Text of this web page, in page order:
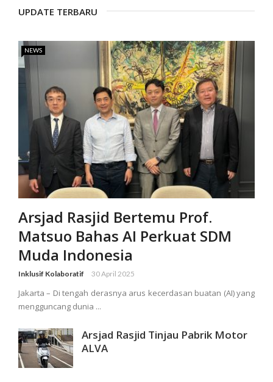
UPDATE TERBARU
NEWS
Arsjad Rasjid Bertemu Prof.
Matsuo Bahas AI Perkuat SDM
Muda Indonesia
Inklusif Kolaboratif 30 April 2025
Jakarta – Di tengah derasnya arus kecerdasan buatan (AI) yang
mengguncang dunia ...
Arsjad Rasjid Tinjau Pabrik Motor
ALVA